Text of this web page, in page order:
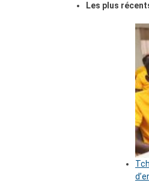
Les plus